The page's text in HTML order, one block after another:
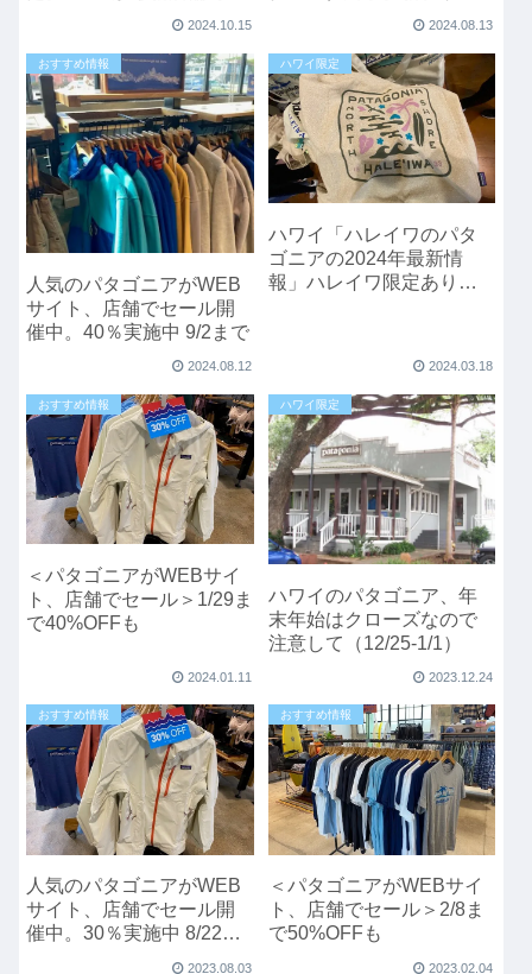
2024.10.15 2024.08.13
おすすめ情報
人気のパタゴニアがWEB
サイト、店舗でセール開
催中。40％実施中 9/2まで
2024.08.12
ハワイ限定
ハワイ「ハレイワのパタ
ゴニアの2024年最新情
報」ハレイワ限定ありま
2024.03.18
おすすめ情報
＜パタゴニアがWEBサイ
ト、店舗でセール＞1/29ま
で40%OFFも
2024.01.11
ハワイ限定
ハワイのパタゴニア、年
末年始はクローズなので
注意して（12/25-1/1）
2023.12.24
おすすめ情報
人気のパタゴニアがWEB
サイト、店舗でセール開
催中。30％実施中 8/22ま
2023.08.03
おすすめ情報
＜パタゴニアがWEBサイ
ト、店舗でセール＞2/8ま
で50%OFFも
2023.02.04